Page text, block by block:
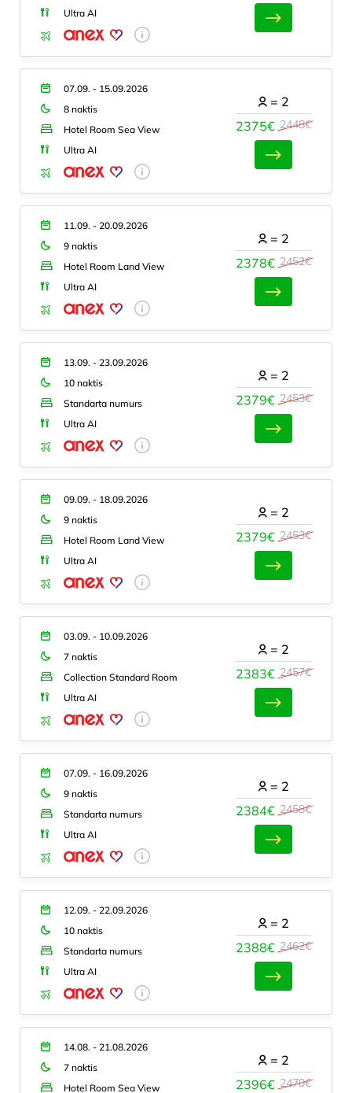
Ultra AI
07.09. - 15.09.2026
8 naktis
Hotel Room Sea View
Ultra AI
2375€ 2448€
= 2
11.09. - 20.09.2026
9 naktis
Hotel Room Land View
Ultra AI
2378€ 2452€
= 2
13.09. - 23.09.2026
10 naktis
Standarta numurs
Ultra AI
2379€ 2453€
= 2
09.09. - 18.09.2026
9 naktis
Hotel Room Land View
Ultra AI
2379€ 2453€
= 2
03.09. - 10.09.2026
7 naktis
Collection Standard Room
Ultra AI
2383€ 2457€
= 2
07.09. - 16.09.2026
9 naktis
Standarta numurs
Ultra AI
2384€ 2458€
= 2
12.09. - 22.09.2026
10 naktis
Standarta numurs
Ultra AI
2388€ 2462€
= 2
14.08. - 21.08.2026
7 naktis
Hotel Room Sea View
2396€ 2470€
= 2